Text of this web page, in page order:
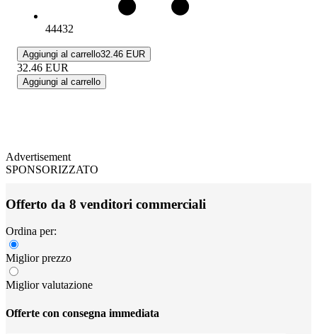
44432
Aggiungi al carrello32.46 EUR
32.46 EUR
Aggiungi al carrello
Advertisement
SPONSORIZZATO
Offerto da 8 venditori commerciali
Ordina per:
Miglior prezzo
Miglior valutazione
Offerte con consegna immediata